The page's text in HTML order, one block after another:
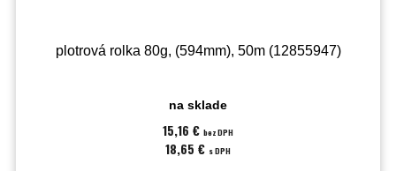
plotrová rolka 80g, (594mm), 50m (12855947)
na sklade
15,16 € bez DPH
18,65 € s DPH